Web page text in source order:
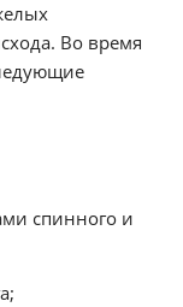
Во время
спинного и